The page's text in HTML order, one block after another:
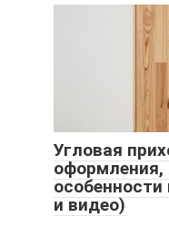
Угловая
оформления,
и видео)